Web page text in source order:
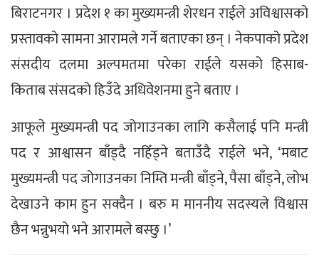
बिराटनगर । प्रदेश १ का मुख्यमन्त्री शेरधन राईले अविश्वासको
प्रस्तावको सामना आरामले गर्ने बताएका छन् । नेकपाको प्रदेश
संसदीय दलमा अल्पमतमा परेका राईले यसको हिसाब-
किताब संसदको हिउँदे अधिवेशनमा हुने बताए ।
आफूले मुख्यमन्त्री पद जोगाउनका लागि कसैलाई पनि मन्त्री
पद र आश्वासन बाँड्दै नहिँड्ने बताउँदै राईले भने, ‘मबाट
मुख्यमन्त्री पद जोगाउनका निम्ति मन्त्री बाँड्ने, पैसा बाँड्ने, लोभ
देखाउने काम हुन सक्दैन । बरु म माननीय सदस्यले विश्वास
छैन भन्नुभयो भने आरामले बस्छु ।’